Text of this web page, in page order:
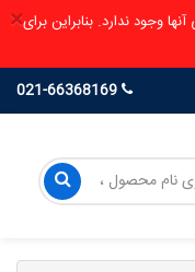
×وجود ندارد. بنابراین برای